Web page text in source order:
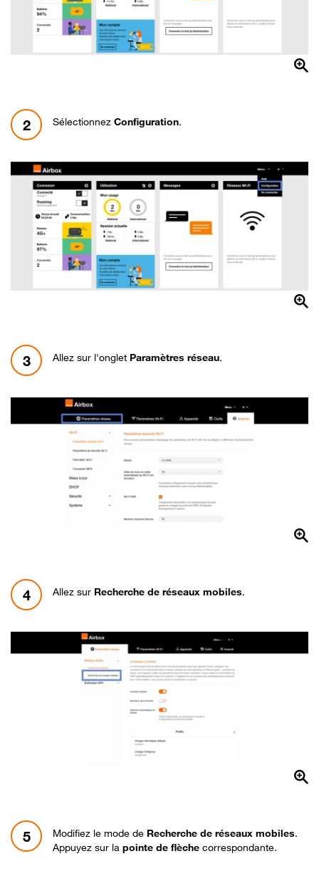
2 Sélectionnez Configuration.
3 Allez sur l'onglet Paramètres réseau.
4 Allez sur Recherche de réseaux mobiles.
5 Modifiez le mode de Recherche de réseaux mobiles.
Appuyez sur la pointe de flèche correspondante.